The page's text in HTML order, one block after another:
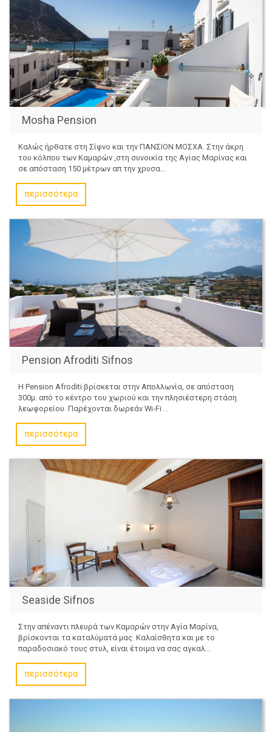
Mosha Pension
Καλώς ήρθατε στη Σίφνο και την ΠΑΝΣΙΟΝ ΜΟΣΧΑ. Στην άκρη
του κόλπου των Καμαρών ,στη συνοικία της Αγίας Μαρίνας και
σε απόσταση 150 μέτρων απ την χρυσα...
περισσότερα
Pension Afroditi Sifnos
Η Pension Afroditi βρίσκεται στην Απολλωνία, σε απόσταση
300μ. από το κέντρο του χωριού και την πλησιέστερη στάση
λεωφορείου. Παρέχονται δωρεάν Wi-Fi ...
περισσότερα
Seaside Sifnos
Στην απέναντι πλευρά των Καμαρών στην Αγία Μαρίνα,
βρίσκονται τα καταλύματά μας. Καλαίσθητα και με το
παραδοσιακό τους στυλ, είναι έτοιμα να σας αγκαλ...
περισσότερα